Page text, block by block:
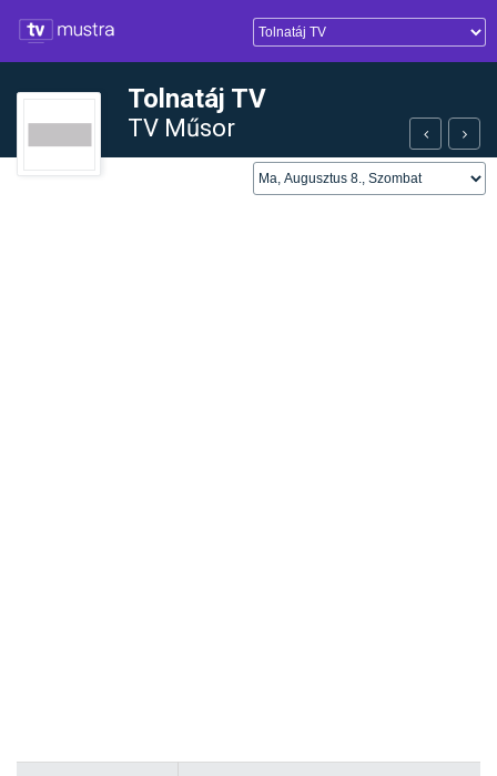
Tolnatáj TV
TV Műsor